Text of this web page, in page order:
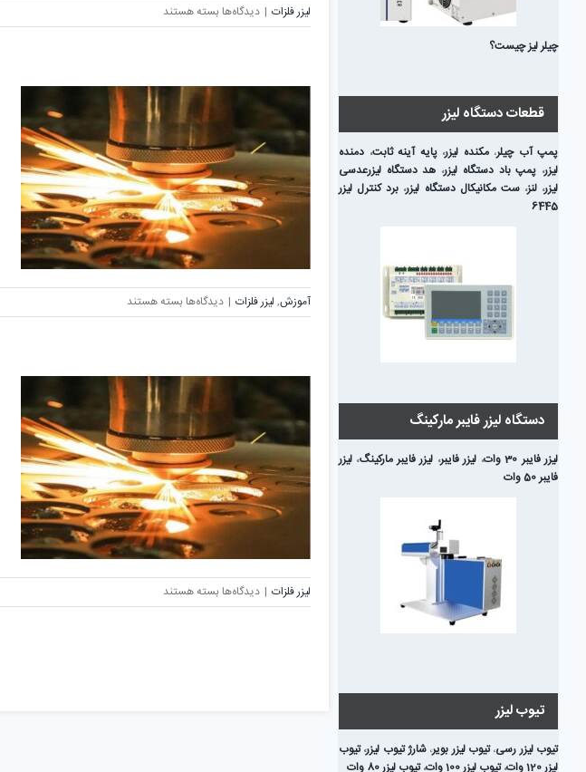
لیزر فلزات | دیدگاه‌ها برای
برش
بیشترین
کاربردها
صنایع
مورد
استفاده
بسته هستند
آموزش, لیزر فلزات | دیدگاه‌ها برای
انواع
فلزات
و
کاربرد
آنها
بسته هستند
لیزر فلزات | دیدگاه‌ها برای
گاز
بسته هستند
چیلر لیز چیست؟
قطعات دستگاه لیزر
پمپ آب چیلر،مکنده لیزر،پایه آینه ثابت، دمنده
لیزر، پمپ باد دستگاه لیزر، هد دستگاه لیزرعدسی
لیزر،لنز،ست مکانیکال دستگاه لیزر، برد کنترل لیزر
6445
دستگاه لیزر فایبر مارکینگ
لیزر فایبر 30 وات ، لیزر فایبر، لیزر فایبر مارکینگ، لیزر
فایبر 50 وات
تیوب لیزر
تیوب لیزر رسی،تیوب لیزر بویر، شارژ تیوب لیزر،تیوب
لیزر 120 وات
،تیوب لیزر 100 وات ،تیوب لیزر 80 وات